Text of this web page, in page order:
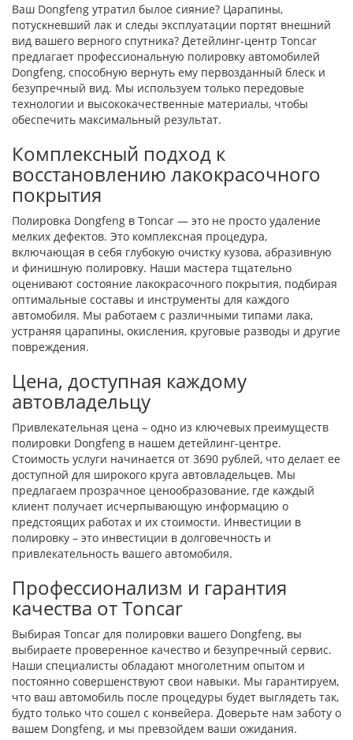
Ваш Dongfeng утратил былое сияние? Царапины,
потускневший лак и следы эксплуатации портят внешний
вид вашего верного спутника? Детейлинг-центр Toncar
предлагает профессиональную полировку автомобилей
Dongfeng, способную вернуть ему первозданный блеск и
безупречный вид. Мы используем только передовые
технологии и высококачественные материалы, чтобы
обеспечить максимальный результат.
Комплексный подход к
восстановлению лакокрасочного
покрытия
Полировка Dongfeng в Toncar — это не просто удаление
мелких дефектов. Это комплексная процедура,
включающая в себя глубокую очистку кузова, абразивную
и финишную полировку. Наши мастера тщательно
оценивают состояние лакокрасочного покрытия, подбирая
оптимальные составы и инструменты для каждого
автомобиля. Мы работаем с различными типами лака,
устраняя царапины, окисления, круговые разводы и другие
повреждения.
Цена, доступная каждому
автовладельцу
Привлекательная цена – одно из ключевых преимуществ
полировки Dongfeng в нашем детейлинг-центре.
Стоимость услуги начинается от 3690 рублей, что делает ее
доступной для широкого круга автовладельцев. Мы
предлагаем прозрачное ценообразование, где каждый
клиент получает исчерпывающую информацию о
предстоящих работах и их стоимости. Инвестиции в
полировку – это инвестиции в долговечность и
привлекательность вашего автомобиля.
Профессионализм и гарантия
качества от Toncar
Выбирая Toncar для полировки вашего Dongfeng, вы
выбираете проверенное качество и безупречный сервис.
Наши специалисты обладают многолетним опытом и
постоянно совершенствуют свои навыки. Мы гарантируем,
что ваш автомобиль после процедуры будет выглядеть так,
будто только что сошел с конвейера. Доверьте нам заботу о
вашем Dongfeng, и мы превзойдем ваши ожидания.